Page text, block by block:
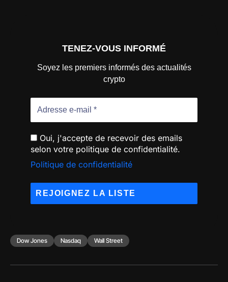
TENEZ-VOUS INFORMÉ
Soyez les premiers informés des actualités
crypto
Oui, j'accepte de recevoir des emails
selon votre politique de confidentialité.
Politique de confidentialité
Dow Jones Nasdaq Wall Street